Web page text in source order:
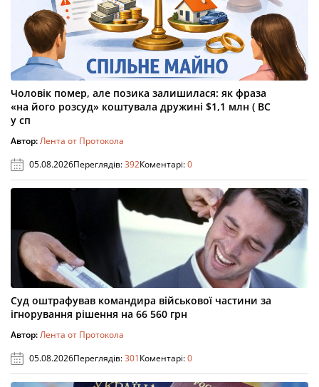
Чоловік помер, але позика залишилася: як фраза
«на його розсуд» коштувала дружині $1,1 млн ( ВС
у сп
Автор:Лента от Протокола
05.08.2026Переглядів:392Коментарі:0
Суд оштрафував командира військової частини за
ігнорування рішення на 66 560 грн
Автор:Лента от Протокола
05.08.2026Переглядів:301Коментарі:0